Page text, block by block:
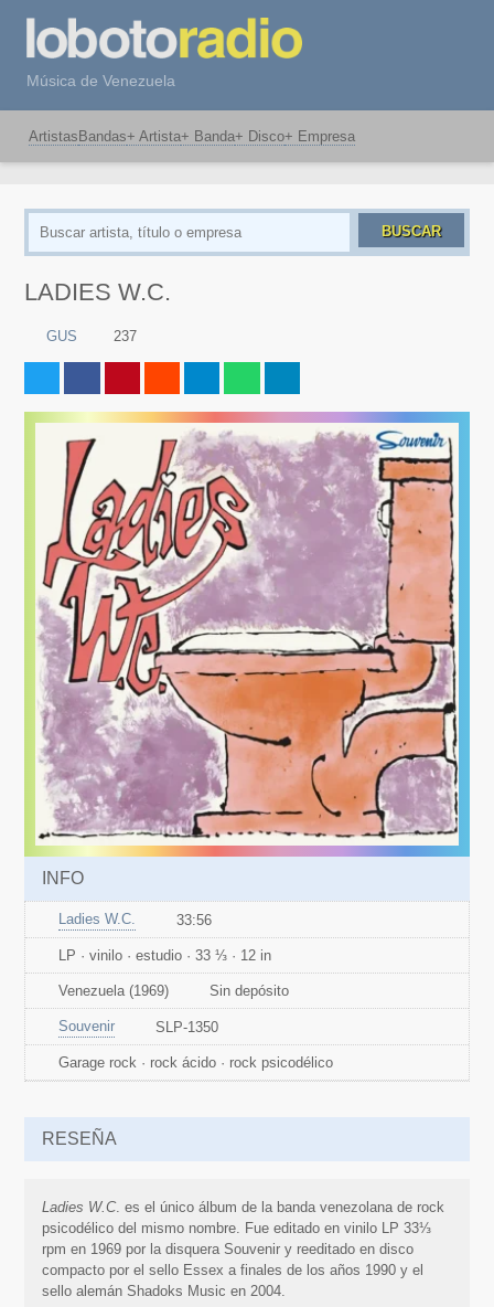
Música de Venezuela
Artistas Bandas+ Artista+ Banda+ Disco+ Empresa
BUSCAR
LADIES W.C.
GUS 237
INFO
Ladies W.C. 33:56
LP · vinilo · estudio · 33 ⅓ · 12 in
Venezuela (1969) Sin depósito
Souvenir SLP-1350
Garage rock · rock ácido · rock psicodélico
RESEÑA
Ladies W.C. es el único álbum de la banda venezolana de rock
psicodélico del mismo nombre. Fue editado en vinilo LP 33⅓
rpm en 1969 por la disquera Souvenir y reeditado en disco
compacto por el sello Essex a finales de los años 1990 y el
sello alemán Shadoks Music en 2004.